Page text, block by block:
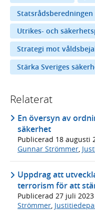
Statsrådsberedningen
Utrikes- och
Strategi mot
Stärka Sveriges
Relaterat
En översyn av
säkerhet
Publicerad 18 augusti
Gunnar Strömmer
Uppdrag att
terrorism för att
Publicerad 27 juli 2023
Strömmer,